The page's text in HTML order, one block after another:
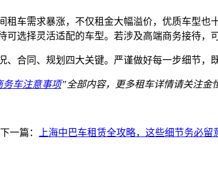
车需求暴涨，不仅租金大幅溢价，优质车型
选择灵活适配的车型。若涉及高端商务接待，
合同、规划四大关键。严谨做好每一步细节，
务车注意事项”全部内容，更多租车详情请关注金
下一篇： 上海中巴车租赁全攻略，这些细节务必留